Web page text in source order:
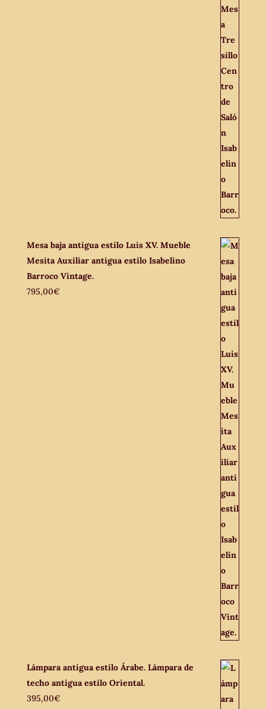
Mesa baja antigua estilo Luis XV. Mueble
Mesita Auxiliar antigua estilo Isabelino
Barroco Vintage.
795,00€
Lámpara antigua estilo Árabe. Lámpara de
techo antigua estilo Oriental.
395,00€